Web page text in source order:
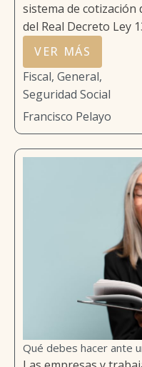
sistema de
del Real Decreto Ley
VER MÁS
Fiscal,General,
Seguridad Social
Francisco Pelayo
Qué debes hacer ante